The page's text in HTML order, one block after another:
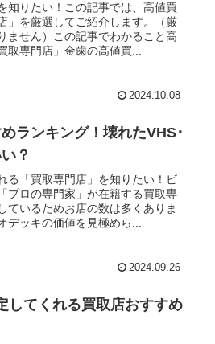
知りたい！この記事では、高値買
」を厳選してご紹介します。（厳
ません）この記事でわかること高
専門店」金歯の高値買...
2024.10.08
ランキング！壊れたVHS･
？
る「買取専門店」を知りたい！ビ
プロの専門家」が在籍する買取専
ているためお店の数は多くありま
デッキの価値を見極めら...
2024.09.26
してくれる買取店おすすめ